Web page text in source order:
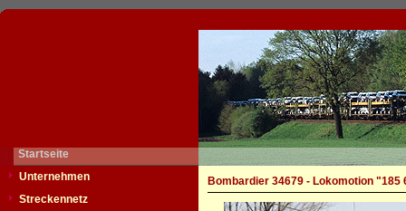
Startseite
Unternehmen
Streckennetz
Bombardier 34679 - Lokomotion "185